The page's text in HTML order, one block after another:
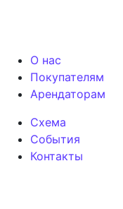
О нас
Покупателям
Арендаторам
Схема
События
Контакты